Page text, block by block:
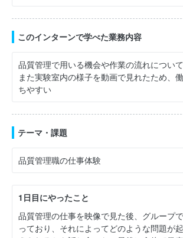
このインターンで学べた業務内容
品質管理で用いる機会や作業の流れについて
また実験室内の様子を動画で見れたため、
ちやすい
テーマ・課題
品質管理職の仕事体験
1日目にやったこと
品質管理の仕事を映像で見た後、グループ
っており、それによってどのような問題が